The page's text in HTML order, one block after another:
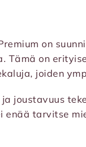
on
Tämä on
joiden
joustavuus
enää tarvitse